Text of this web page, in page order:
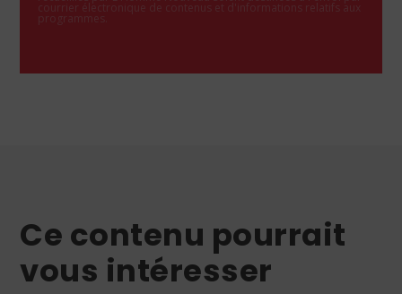
courrier électronique de contenus et d'informations relatifs aux
programmes.
Ce contenu pourrait
vous intéresser